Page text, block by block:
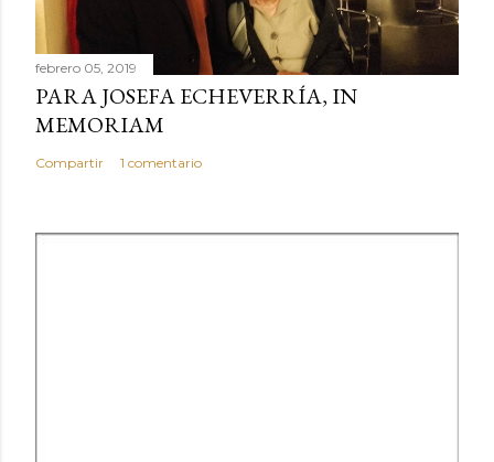
febrero 05, 2019
PARA JOSEFA ECHEVERRÍA, IN
MEMORIAM
Compartir 1 comentario